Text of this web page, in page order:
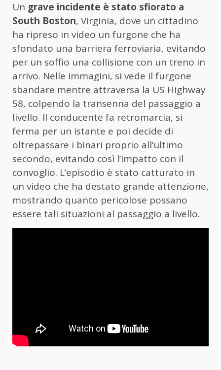
Un grave incidente è stato sfiorato a
South Boston, Virginia, dove un cittadino
ha ripreso in video un furgone che ha
sfondato una barriera ferroviaria, evitando
per un soffio una collisione con un treno in
arrivo. Nelle immagini, si vede il furgone
sbandare mentre attraversa la US Highway
58, colpendo la transenna del passaggio a
livello. Il conducente fa retromarcia, si
ferma per un istante e poi decide di
oltrepassare i binari proprio all’ultimo
secondo, evitando così l’impatto con il
convoglio. L’episodio è stato catturato in
un video che ha destato grande attenzione,
mostrando quanto pericolose possano
essere tali situazioni al passaggio a livello.